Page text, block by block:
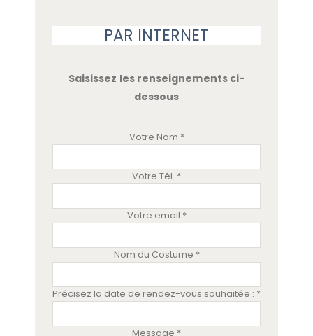
PAR INTERNET
Saisissez les renseignements ci-
dessous
Votre Nom *
Votre Tél. *
Votre email *
Nom du Costume *
Précisez la date de rendez-vous souhaitée : *
Message *